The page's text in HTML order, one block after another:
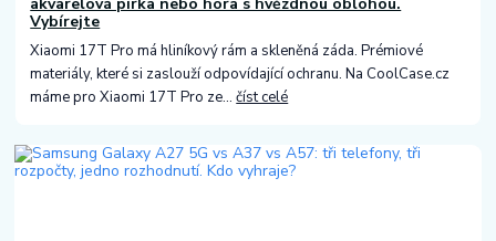
Vybírejte
Xiaomi 17T Pro má hliníkový rám a skleněná záda. Prémiové
materiály, které si zaslouží odpovídající ochranu. Na CoolCase.cz
máme pro Xiaomi 17T Pro ze...číst celé